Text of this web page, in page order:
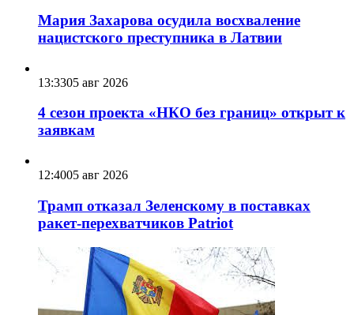
Мария Захарова осудила восхваление
нацистского преступника в Латвии
13:3305 авг 2026
4 сезон проекта «НКО без границ» открыт к
заявкам
12:4005 авг 2026
Трамп отказал Зеленскому в поставках
ракет-перехватчиков Patriot